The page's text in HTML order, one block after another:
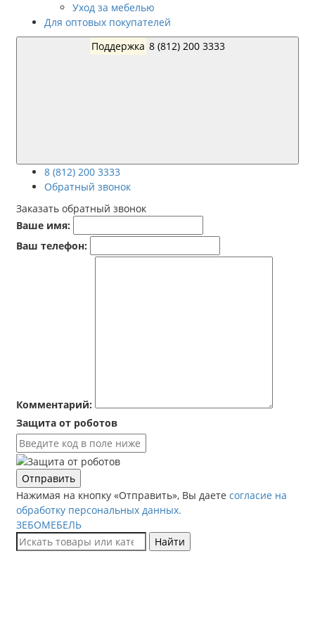
Уход за мебелью
Для оптовых покупателей
Поддержка
8 (812) 200 3333
Обратный звонок
Заказать обратный звонок
Ваше имя:
Ваш телефон:
Комментарий:
Защита от роботов
Отправить
Нажимая на кнопку «Отправить», Вы даете согласие на
обработку персональных данных.
ЗЕБОМЕБЕЛЬ
Найти